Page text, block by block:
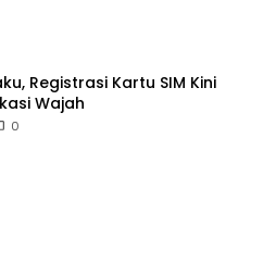
Registrasi Kartu SIM Kini
Wajah
0